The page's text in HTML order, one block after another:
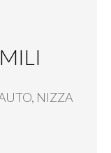
NIZZA